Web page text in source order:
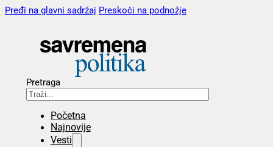
Pređi na glavni sadržaj Preskoči na podnožje
Pretraga
Početna
Najnovije
Vesti